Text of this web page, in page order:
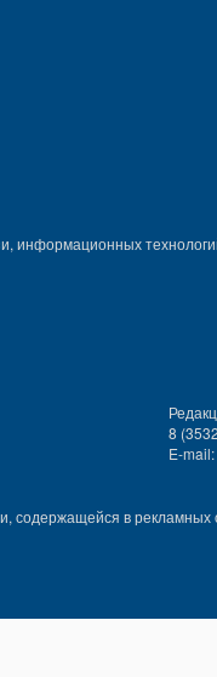
информационных
8
E-
содержащейся в